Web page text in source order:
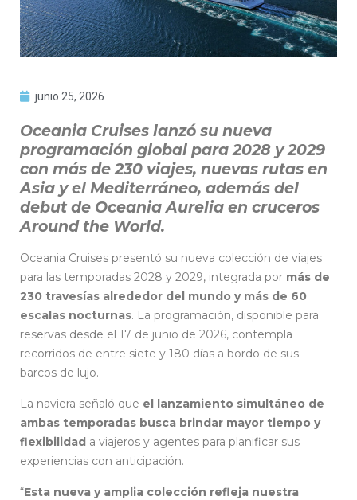
junio 25, 2026
Oceania Cruises lanzó su nueva
programación global para 2028 y 2029
con más de 230 viajes, nuevas rutas en
Asia y el Mediterráneo, además del
debut de Oceania Aurelia en cruceros
Around the World.
Oceania Cruises presentó su nueva colección de viajes
para las temporadas 2028 y 2029, integrada por más de
230 travesías alrededor del mundo y más de 60
escalas nocturnas. La programación, disponible para
reservas desde el 17 de junio de 2026, contempla
recorridos de entre siete y 180 días a bordo de sus
barcos de lujo.
La naviera señaló que el lanzamiento simultáneo de
ambas temporadas busca brindar mayor tiempo y
flexibilidad a viajeros y agentes para planificar sus
experiencias con anticipación.
“Esta nueva y amplia colección refleja nuestra